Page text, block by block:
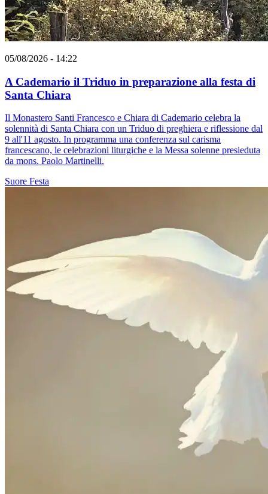
05/08/2026 - 14:22
A Cademario il Triduo in preparazione alla festa di
Santa Chiara
Il Monastero Santi Francesco e Chiara di Cademario celebra la
solennità di Santa Chiara con un Triduo di preghiera e riflessione dal
9 all'11 agosto. In programma una conferenza sul carisma
francescano, le celebrazioni liturgiche e la Messa solenne presieduta
da mons. Paolo Martinelli.
Suore Festa